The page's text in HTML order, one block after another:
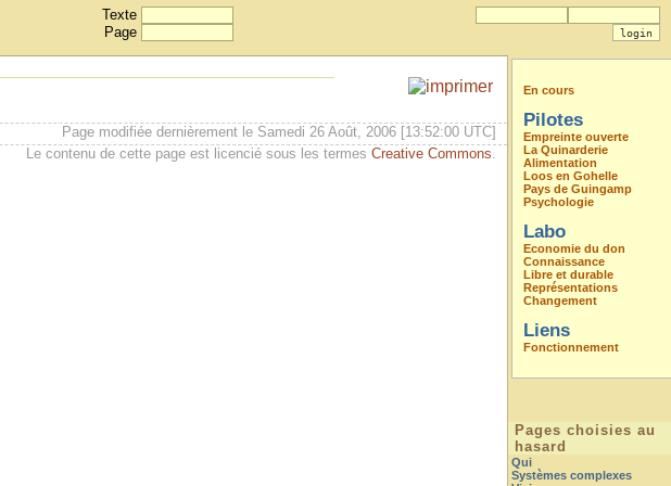
Texte
Page
Page modifiée dernièrement le Samedi 26 Août, 2006 [13:52:00 UTC]
Le contenu de cette page est licencié sous les termes Creative Commons.
En cours
Pilotes
Empreinte ouverte
La Quinarderie
Alimentation
Loos en Gohelle
Pays de Guingamp
Psychologie
Labo
Economie du don
Connaissance
Libre et durable
Représentations
Changement
Liens
Fonctionnement
Pages choisies au
hasard
Qui
Systèmes complexes